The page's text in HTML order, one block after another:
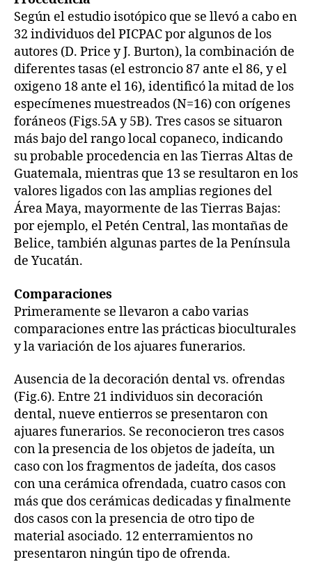
Según el estudio isotópico que se llevó a cabo en
32 individuos del PICPAC por algunos de los
autores (D. Price y J. Burton), la combinación de
diferentes tasas (el estroncio 87 ante el 86, y el
oxigeno 18 ante el 16), identificó la mitad de los
especímenes muestreados (N=16) con orígenes
foráneos (Figs.5A y 5B). Tres casos se situaron
más bajo del rango local copaneco, indicando
su probable procedencia en las Tierras Altas de
Guatemala, mientras que 13 se resultaron en los
valores ligados con las amplias regiones del
Área Maya, mayormente de las Tierras Bajas:
por ejemplo, el Petén Central, las montañas de
Belice, también algunas partes de la Península
de Yucatán.
Comparaciones
Primeramente se llevaron a cabo varias
comparaciones entre las prácticas bioculturales
y la variación de los ajuares funerarios.
Ausencia de la decoración dental vs. ofrendas
(Fig.6). Entre 21 individuos sin decoración
dental, nueve entierros se presentaron con
ajuares funerarios. Se reconocieron tres casos
con la presencia de los objetos de jadeíta, un
caso con los fragmentos de jadeíta, dos casos
con una cerámica ofrendada, cuatro casos con
más que dos cerámicas dedicadas y finalmente
dos casos con la presencia de otro tipo de
material asociado. 12 enterramientos no
presentaron ningún tipo de ofrenda.